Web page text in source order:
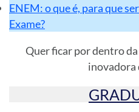
ENEM: o que é, para que
Exame?
Quer ficar por dentro
inovadora